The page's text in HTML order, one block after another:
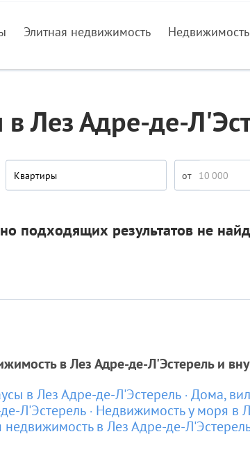
Элитная недвижимость
Лез Адре-де-
Квартиры
подходящих результатов не
в Лез Адре-де-Л'Эстерель и
в Лез Адре-де-Л'Эстерель Дома,
Л'Эстерель Недвижимость у моря в
недвижимость в Лез Адре-де-